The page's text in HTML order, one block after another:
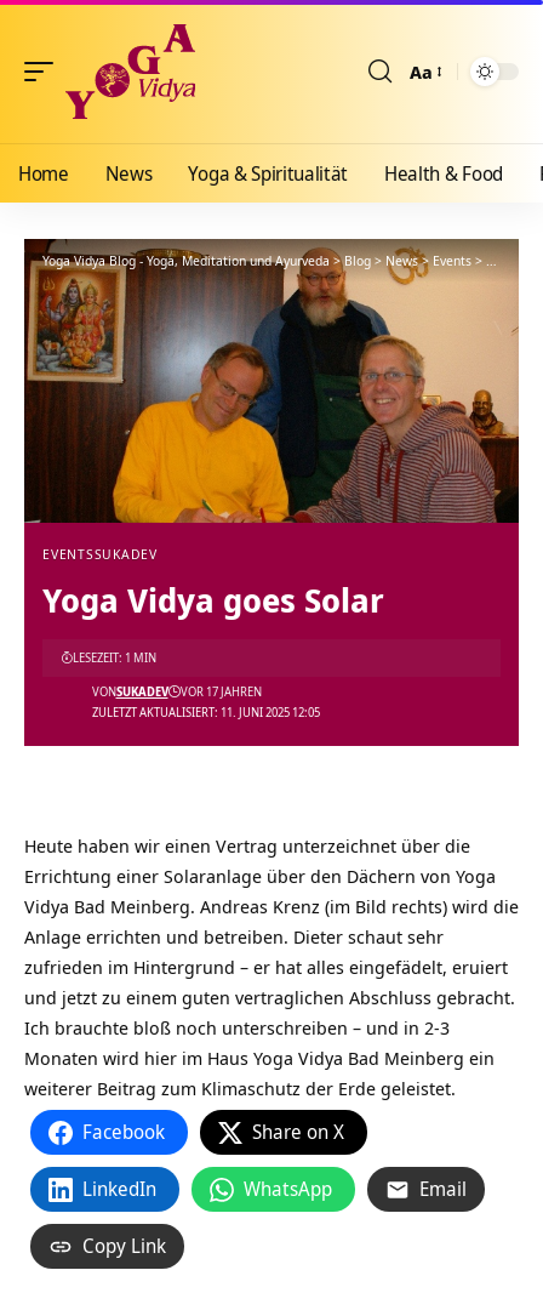
Aa
Home News Yoga & Spiritualität Health & Food
Yoga Vidya Blog - Yoga, Meditation und Ayurveda >Blog>News>Events>Yoga
EVENTSSUKADEV
Yoga Vidya goes Solar
ZULETZT AKTUALISIERT: 11. JUNI 2025 12:05
VONSUKADEV VOR 17 JAHREN
LESEZEIT: 1 MIN
Heute haben wir einen Vertrag unterzeichnet über die
Errichtung einer Solaranlage über den Dächern von Yoga
Vidya Bad Meinberg. Andreas Krenz (im Bild rechts) wird die
Anlage errichten und betreiben. Dieter schaut sehr
zufrieden im Hintergrund – er hat alles eingefädelt, eruiert
und jetzt zu einem guten vertraglichen Abschluss gebracht.
Ich brauchte bloß noch unterschreiben – und in 2-3
Monaten wird hier im Haus Yoga Vidya Bad Meinberg ein
weiterer Beitrag zum Klimaschutz der Erde geleistet.
Facebook Share on X
LinkedIn WhatsApp Email
Copy Link